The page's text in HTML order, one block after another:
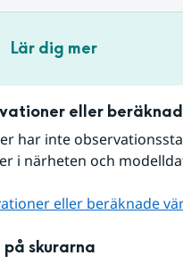
Lär dig mer
eller
har inte
i närheten och
eller beräknade
på skurarna